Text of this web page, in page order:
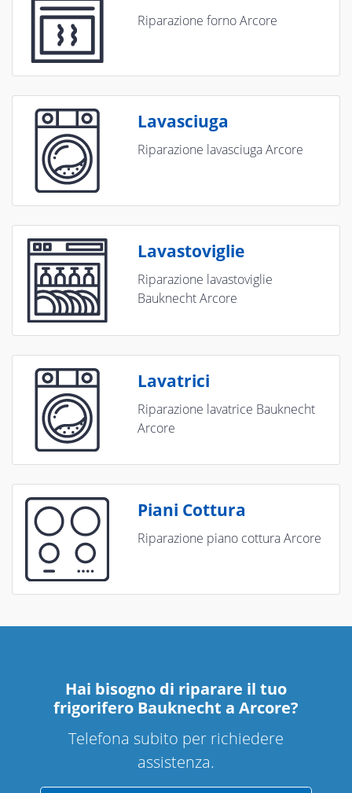
Riparazione forno Arcore
Lavasciuga
Riparazione lavasciuga Arcore
Lavastoviglie
Riparazione lavastoviglie
Bauknecht Arcore
Lavatrici
Riparazione lavatrice Bauknecht
Arcore
Piani Cottura
Riparazione piano cottura Arcore
Hai bisogno di riparare il tuo
frigorifero Bauknecht a Arcore?
Telefona subito per richiedere
assistenza.